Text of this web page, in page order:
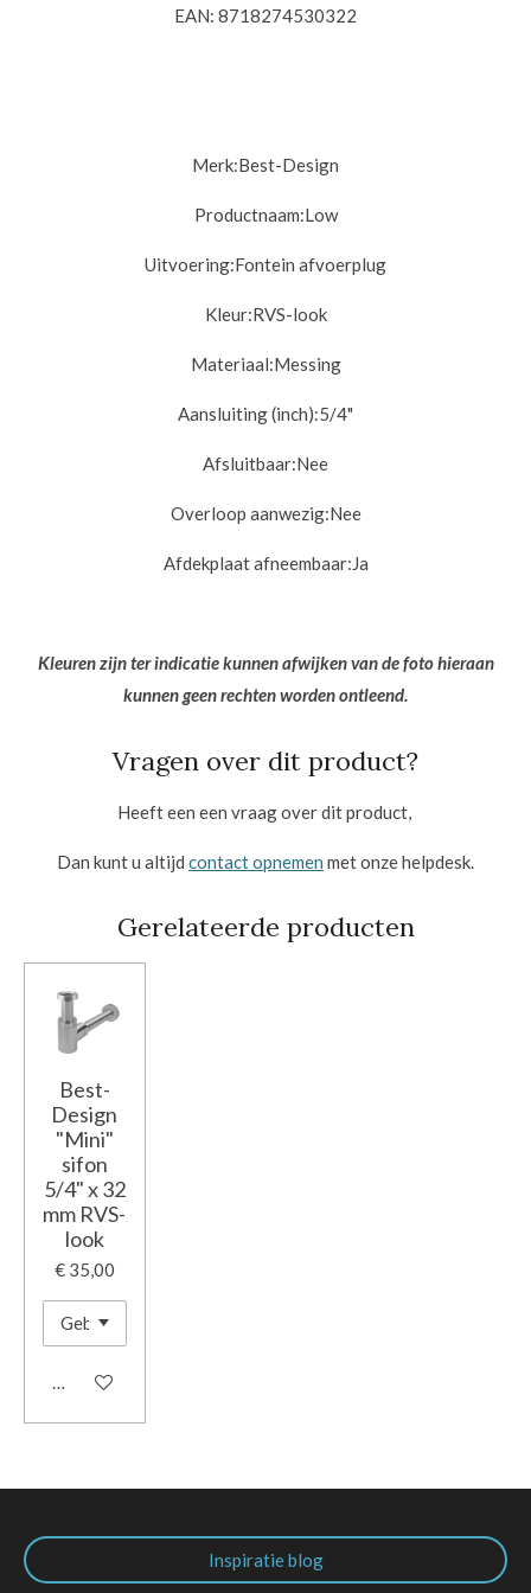
EAN: 8718274530322
Merk:Best-Design
Productnaam:Low
Uitvoering:Fontein afvoerplug
Kleur:RVS-look
Materiaal:Messing
Aansluiting (inch):5/4"
Afsluitbaar:Nee
Overloop aanwezig:Nee
Afdekplaat afneembaar:Ja
Kleuren zijn ter indicatie kunnen afwijken van de foto hieraan
kunnen geen rechten worden ontleend.
Vragen over dit product?
Heeft een een vraag over dit product,
Dan kunt u altijd contact opnemen met onze helpdesk.
Gerelateerde producten
Best-
Design
"Mini"
sifon
5/4" x 32
mm RVS-
look
€ 35,00
In winkelwagen
Inspiratie blog